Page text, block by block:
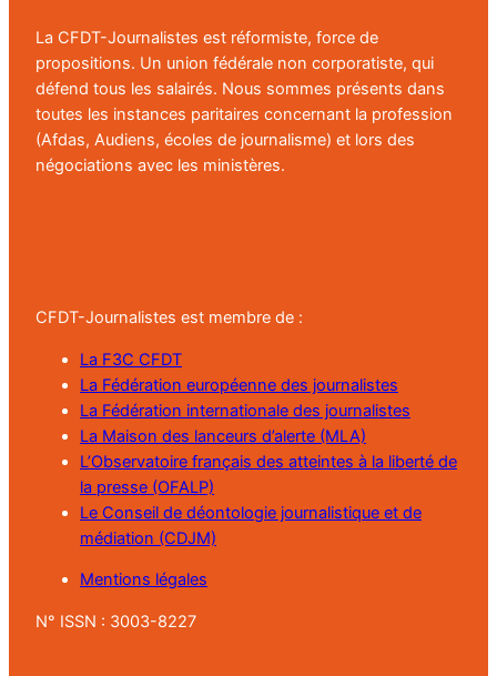
La CFDT-Journalistes est réformiste, force de
propositions. Un union fédérale non corporatiste, qui
défend tous les salairés. Nous sommes présents dans
toutes les instances paritaires concernant la profession
(Afdas, Audiens, écoles de journalisme) et lors des
négociations avec les ministères.
CFDT-Journalistes est membre de :
La F3C CFDT
La Fédération européenne des journalistes
La Fédération internationale des journalistes
La Maison des lanceurs d’alerte (MLA)
L’Observatoire français des atteintes à la liberté de
la presse (OFALP)
Le Conseil de déontologie journalistique et de
médiation (CDJM)
Mentions légales
N° ISSN : 3003-8227